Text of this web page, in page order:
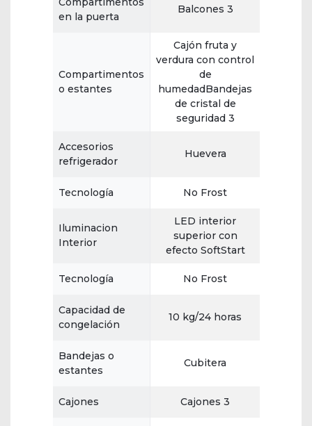
en la puerta
Balcones 3
Compartimentos
o estantes
Cajón fruta y
verdura con control
de
humedadBandejas
de cristal de
seguridad 3
Accesorios
refrigerador
Huevera
Tecnología No Frost
Iluminacion
Interior
LED interior
superior con
efecto SoftStart
Tecnología No Frost
Capacidad de
congelación
10 kg/24 horas
Bandejas o
estantes
Cubitera
Cajones Cajones 3